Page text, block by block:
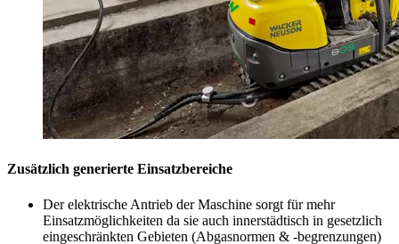
Zusätzlich generierte Einsatzbereiche
Der elektrische Antrieb der Maschine sorgt für mehr
Einsatzmöglichkeiten da sie auch innerstädtisch in gesetzlich
eingeschränkten Gebieten (Abgasnormen & -begrenzungen)